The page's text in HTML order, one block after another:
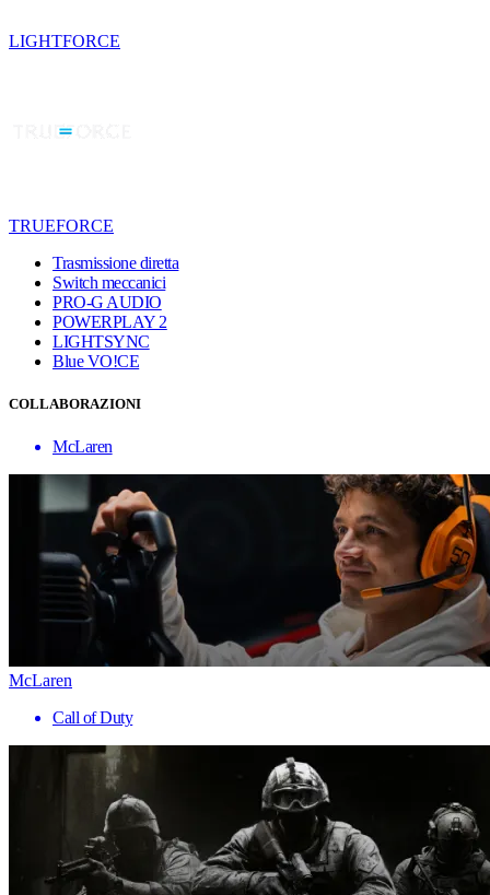
LIGHTFORCE
TRUEFORCE
Trasmissione diretta
Switch meccanici
PRO-G AUDIO
POWERPLAY 2
LIGHTSYNC
Blue VO!CE
COLLABORAZIONI
McLaren
McLaren
Call of Duty